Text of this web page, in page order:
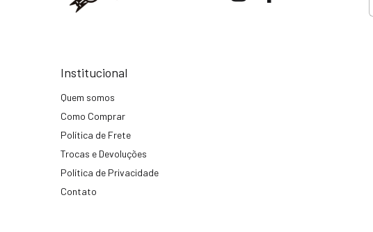
Institucional
Quem somos
Como Comprar
Política de Frete
Trocas e Devoluções
Política de Privacidade
Contato